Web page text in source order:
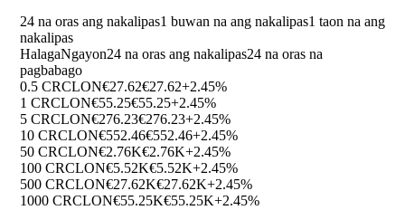
24 na oras ang nakalipas1 buwan na ang nakalipas1 taon na ang
nakalipas
HalagaNgayon24 na oras ang nakalipas24 na oras na
pagbabago
0.5 CRCLON€27.62€27.62+2.45%
1 CRCLON€55.25€55.25+2.45%
5 CRCLON€276.23€276.23+2.45%
10 CRCLON€552.46€552.46+2.45%
50 CRCLON€2.76K€2.76K+2.45%
100 CRCLON€5.52K€5.52K+2.45%
500 CRCLON€27.62K€27.62K+2.45%
1000 CRCLON€55.25K€55.25K+2.45%